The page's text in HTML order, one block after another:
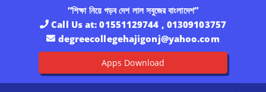
“শিক্ষা নিয়ে গড়ব দেশ লাল সবুজের বাংলাদেশ”
Call Us at:01551129744 , 01309103757
degreecollegehajigonj@yahoo.com
Apps Download